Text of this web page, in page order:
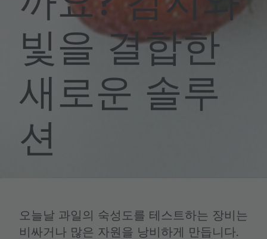
빛을 결합한
새로운 솔루
션
오늘날 과일의 숙성도를 테스트하는 장비는
비싸거나 많은 자원을 낭비하게 만듭니다.